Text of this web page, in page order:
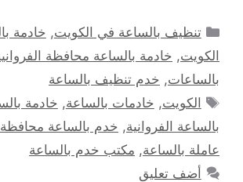
التصنيفات
تنظيف بالساعة في الكويت, خادمة
الكويت, خادمة بالساعة محافظة
بالساعات, خدم تنظيف بالساعة
الوسوم
الكويت, خادمات بالساعة, خادمة
بالساعة الفروانية, خدم بالساعة محافظة
عاملة بالساعة, مكتب خدم بالساعة
أضف تعليق